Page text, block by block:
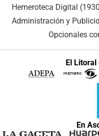
Hemeroteca Digital
Administración y
Opcionales
El Litoral
En